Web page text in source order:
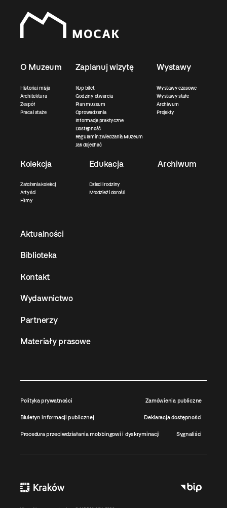
O Muzeum
Historia i misja
Architektura
Zespół
Praca i staże
Zaplanuj wizytę
Kup bilet
Godziny otwarcia
Plan muzeum
Oprowadzenia
Informacje praktyczne
Dostępność
Regulamin zwiedzania Muzeum
Jak dojechać
Wystawy
Wystawy czasowe
Wystawy stałe
Archiwum
Projekty
Kolekcja
Założenia kolekcji
Artyści
Filmy
Edukacja
Dzieci i rodziny
Młodzież i dorośli
Archiwum
Aktualności
Biblioteka
Kontakt
Wydawnictwo
Partnerzy
Materiały prasowe
Polityka prywatności Zamówienia publiczne
Biuletyn informacji publicznej Deklaracja dostępności
Procedura przeciwdziałania mobbingowi i dyskryminacji Sygnaliści